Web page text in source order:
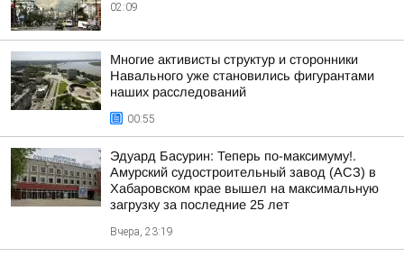
02:09
Многие активисты структур и сторонники
Навального уже становились фигурантами
наших расследований
00:55
Эдуард Басурин: Теперь по-максимуму!.
Амурский судостроительный завод (АСЗ) в
Хабаровском крае вышел на максимальную
загрузку за последние 25 лет
Вчера, 23:19